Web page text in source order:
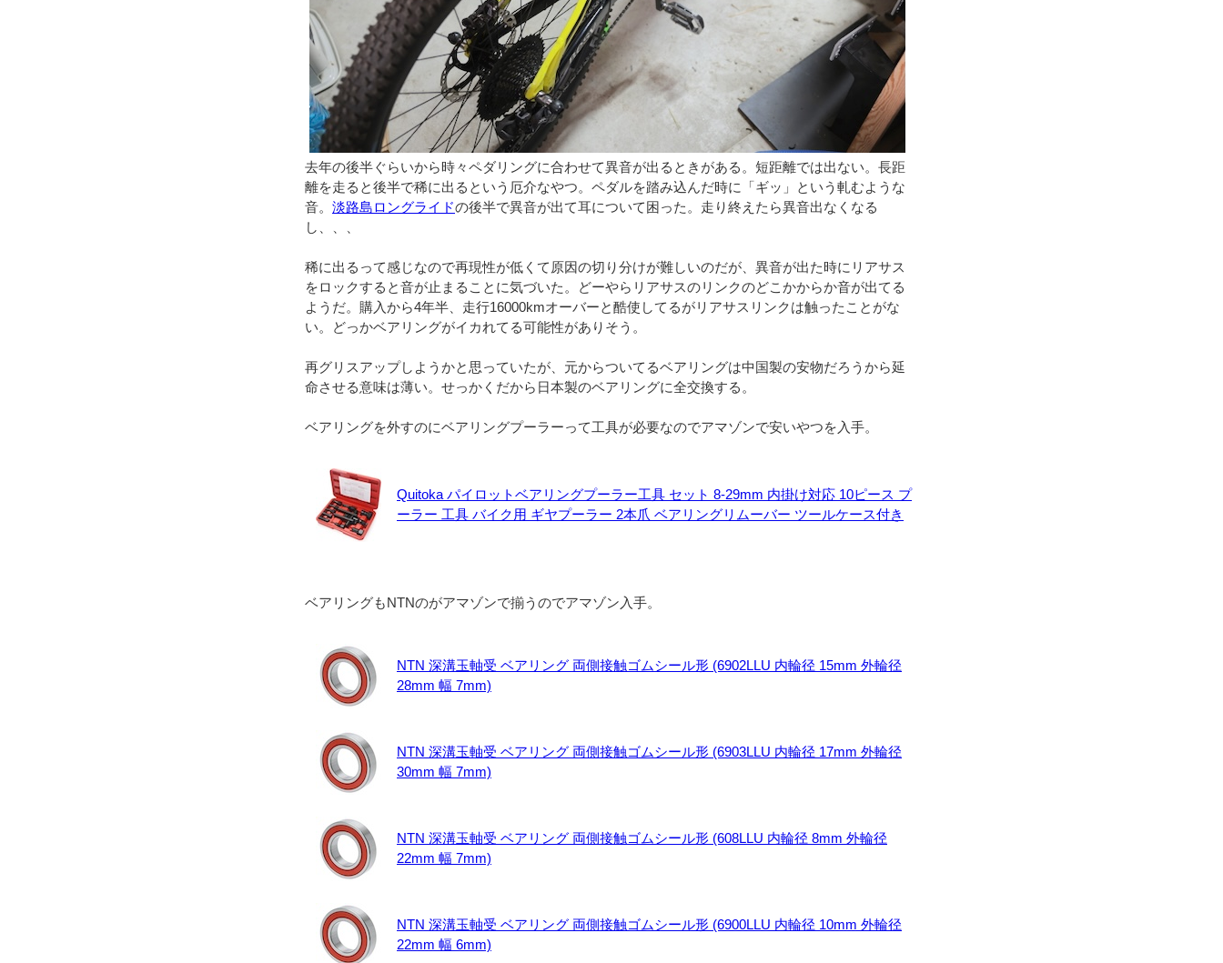
去年の後半ぐらいから時々ペダリングに合わせて異音が出るときがある。短距離では出ない。長距
離を走ると後半で稀に出るという厄介なやつ。ペダルを踏み込んだ時に「ギッ」という軋むような
音。 淡路島ロングライドの後半で異音が出て耳について困った。走り終えたら異音出なくなる
し、、、
稀に出るって感じなので再現性が低くて原因の切り分けが難しいのだが、異音が出た時にリアサス
をロックすると音が止まることに気づいた。どーやらリアサスのリンクのどこかからか音が出てる
ようだ。購入から4年半、走行16000kmオーバーと酷使してるがリアサスリンクは触ったことがな
い。どっかベアリングがイカれてる可能性がありそう。
再グリスアップしようかと思っていたが、元からついてるベアリングは中国製の安物だろうから延
命させる意味は薄い。せっかくだから日本製のベアリングに全交換する。
ベアリングを外すのにベアリングプーラーって工具が必要なのでアマゾンで安いやつを入手。
Quitoka パイロットベアリングプーラー工具 セット 8-29mm 内掛け対応 10ピース プ
ーラー 工具 バイク用 ギヤプーラー 2本爪 ベアリングリムーバー ツールケース付き
ベアリングもNTNのがアマゾンで揃うのでアマゾン入手。
NTN 深溝玉軸受 ベアリング 両側接触ゴムシール形 (6902LLU 内輪径 15mm 外輪径
28mm 幅 7mm)
NTN 深溝玉軸受 ベアリング 両側接触ゴムシール形 (6903LLU 内輪径 17mm 外輪径
30mm 幅 7mm)
NTN 深溝玉軸受 ベアリング 両側接触ゴムシール形 (608LLU 内輪径 8mm 外輪径
22mm 幅 7mm)
NTN 深溝玉軸受 ベアリング 両側接触ゴムシール形 (6900LLU 内輪径 10mm 外輪径
22mm 幅 6mm)